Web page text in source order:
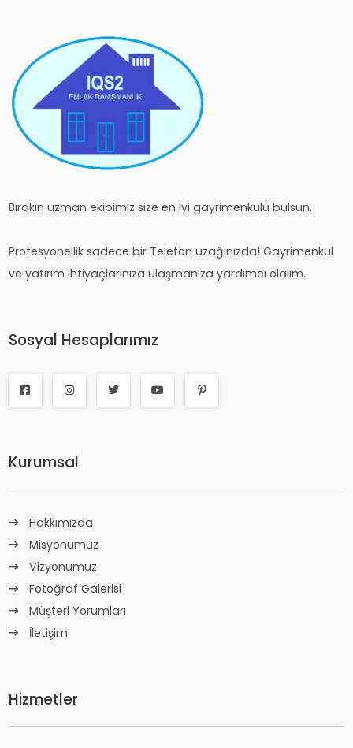
Bırakın uzman ekibimiz size en iyi gayrimenkulü bulsun.
Profesyonellik sadece bir Telefon uzağınızda! Gayrimenkul
ve yatırım ihtiyaçlarınıza ulaşmanıza yardımcı olalım.
Sosyal Hesaplarımız
Kurumsal
Hakkımızda
Misyonumuz
Vizyonumuz
Fotoğraf Galerisi
Müşteri Yorumları
İletişim
Hizmetler